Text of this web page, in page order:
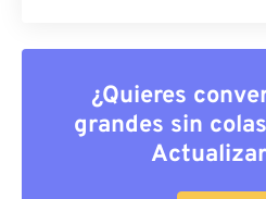
¿Quieres
grandes sin